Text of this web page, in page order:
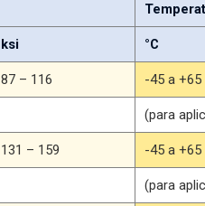
ksi °C
87 – 116 -45 a +65
(para
131 – 159 -45 a +65
(para